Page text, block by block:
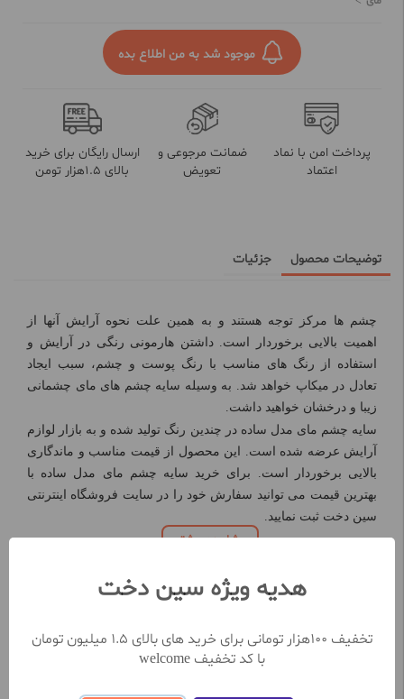
موجود شد به من اطلاع بده
پرداخت امن با نماد
اعتماد
ضمانت مرجوعی و
تعویض
ارسال رایگان برای خرید
بالای 1.5هزار تومن
توضیحات محصول جزئیات
چشم ها مرکز توجه هستند و به همین علت نحوه آرایش آنها از
اهمیت بالایی برخوردار است. داشتن هارمونی رنگی در آرایش و
استفاده از رنگ های مناسب با رنگ پوست و چشم، سبب ایجاد
تعادل در میکاپ خواهد شد. به وسیله سایه چشم های مای چشمانی
زیبا و درخشان خواهید داشت.
سایه چشم مای مدل ساده در چندین رنگ تولید شده و به بازار لوازم
آرایش عرضه شده است. این محصول از قیمت مناسب و ماندگاری
بالایی برخوردار است. برای خرید سایه چشم مای مدل ساده با
بهترین قیمت می توانید سفارش خود را در سایت فروشگاه اینترنتی
سین دخت ثبت نمایید.
مشاهده بیشتر
هدیه ویژه سین دخت
تخفیف 100هزار تومانی برای خرید های بالای 1.5 میلیون تومان
با کد تخفیف welcome